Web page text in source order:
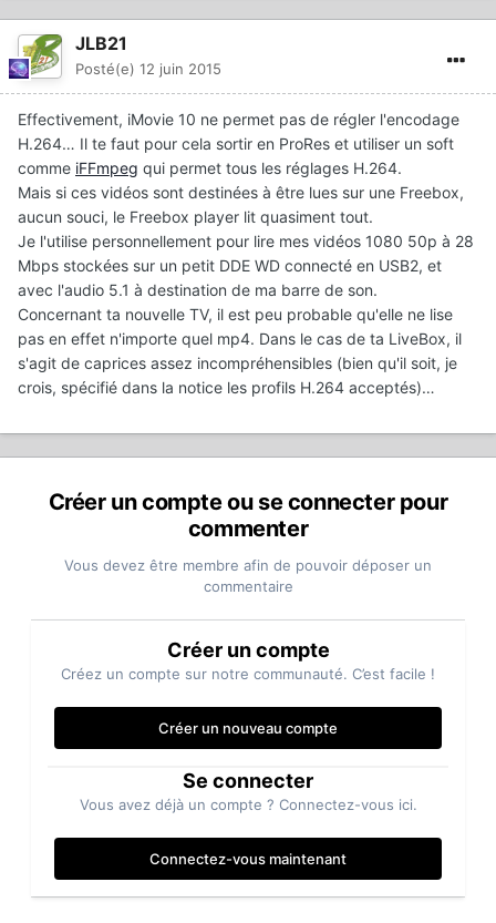
JLB21
Posté(e) 12 juin 2015
Effectivement, iMovie 10 ne permet pas de régler l'encodage
H.264… Il te faut pour cela sortir en ProRes et utiliser un soft
comme iFFmpeg qui permet tous les réglages H.264.
Mais si ces vidéos sont destinées à être lues sur une Freebox,
aucun souci, le Freebox player lit quasiment tout.
Je l'utilise personnellement pour lire mes vidéos 1080 50p à 28
Mbps stockées sur un petit DDE WD connecté en USB2, et
avec l'audio 5.1 à destination de ma barre de son.
Concernant ta nouvelle TV, il est peu probable qu'elle ne lise
pas en effet n'importe quel mp4. Dans le cas de ta LiveBox, il
s'agit de caprices assez incompréhensibles (bien qu'il soit, je
crois, spécifié dans la notice les profils H.264 acceptés)…
Créer un compte ou se connecter pour
commenter
Vous devez être membre afin de pouvoir déposer un
commentaire
Créer un compte
Créez un compte sur notre communauté. C’est facile !
Créer un nouveau compte
Se connecter
Vous avez déjà un compte ? Connectez-vous ici.
Connectez-vous maintenant